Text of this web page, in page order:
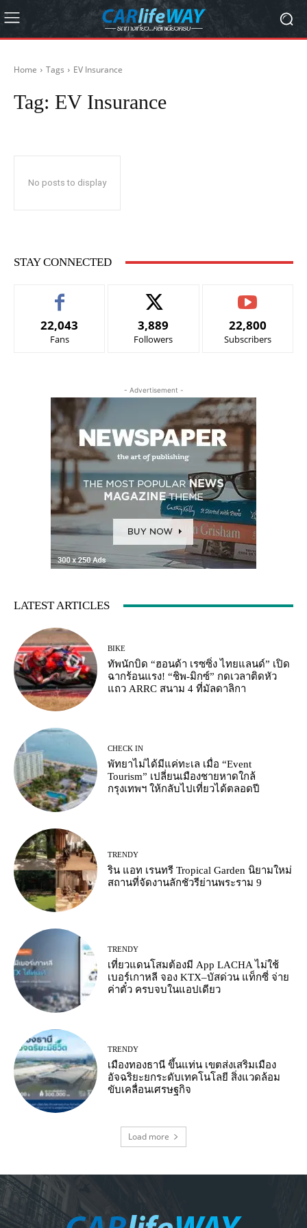
Home Tags EV Insurance
Tag: EV Insurance
No posts to display
STAY CONNECTED
22,043
Fans
3,889
Followers
22,800
Subscribers
- Advertisement -
LATEST ARTICLES
BIKE
ทัพนักบิด “ฮอนด้า เรซซิ่ง ไทยแลนด์” เปิด
ฉากร้อนแรง! “ชิพ-มิกซ์” กดเวลาติดหัว
แถว ARRC สนาม 4 ที่มัลดาลิกา
CHECK IN
พัทยาไม่ได้มีแค่ทะเล เมื่อ “Event
Tourism” เปลี่ยนเมืองชายหาดใกล้
กรุงเทพฯ ให้กลับไปเที่ยวได้ตลอดปี
TRENDY
ริน แอท เรนทรี Tropical Garden นิยามใหม่
สถานที่จัดงานลักชัวรีย่านพระราม 9
TRENDY
เที่ยวแดนโสมต้องมี App LACHA ไม่ใช้
เบอร์เกาหลี จอง KTX–บัสด่วน แท็กซี่ จ่าย
ค่าตั๋ว ครบจบในแอปเดียว
TRENDY
เมืองทองธานี ขึ้นแท่น เขตส่งเสริมเมือง
อัจฉริยะยกระดับเทคโนโลยี สิ่งแวดล้อม
ขับเคลื่อนเศรษฐกิจ
Load more